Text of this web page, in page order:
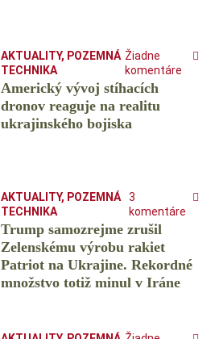
AKTUALITY, POZEMNÁ
TECHNIKA
Žiadne
komentáre
Americký vývoj stíhacích
dronov reaguje na realitu
ukrajinského bojiska
AKTUALITY, POZEMNÁ
TECHNIKA
3
komentáre
Trump samozrejme zrušil
Zelenskému výrobu rakiet
Patriot na Ukrajine. Rekordné
množstvo totiž minul v Iráne